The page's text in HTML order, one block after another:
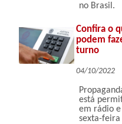
no Brasil.
Confira o
podem
turno
04/10/2022
está
em rádio
sexta-feira